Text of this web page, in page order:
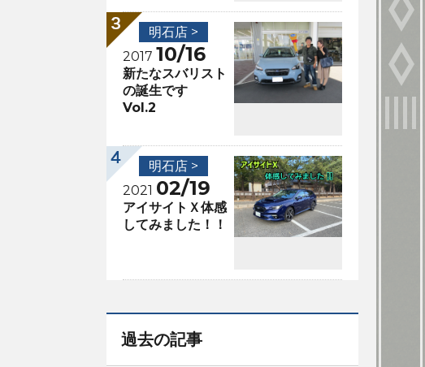
明石店 >
2017 10/16
新たなスバリスト
の誕生です
Vol.2
明石店 >
2021 02/19
アイサイトＸ体感
してみました！！
過去の記事